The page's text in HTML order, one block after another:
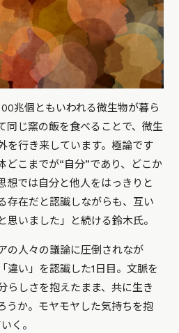
兆個ともいわれる微生物が暮ら
同じ窯の飯を食べることで、微生
を行き来しています。極論です
どこまでが“自分”であり、どこか
想では自分と他人をはっきりと
存在だと認識しながらも、互い
思いました」と続ける鈴木氏。
の人々の議論に圧倒されなが
違い」を認識した1日目。文脈を
らしさを抱えたまま、共に生き
うか。モヤモヤした気持ちを抱
く。